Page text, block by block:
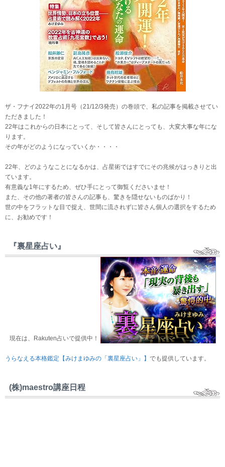
ザ・フナイ2022年の1月号（21/12/3発売）の巻頭で、私の記事を掲載させてい
ただきました！
22年はこれからの日本にとって、そして皆さんにとっても、大変大事な年にな
ります。
その年がどのようになっていくか・・・・
22年、どのようなことになるかは、占星術ではすでにその兆候がはっきりと出
ています。
有意義な1年にするため、ぜひ手にとって御覧くださいませ！
また、その他の著者の皆さんの記事も、驚きを隠せないものばかり！
世の中をフラットな目で捉え、世間に流されずに皆さん個人の選択をするため
に、お勧めです！
『裏星座占い』
現在は、Rakuten占いで提供中！
うらなえる本格鑑定【みけまゆみの「裏星座占い」】 でも提供しています。
(株)maestro講座日程